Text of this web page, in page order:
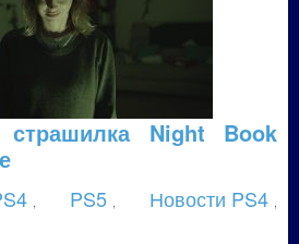
страшилка Night Book
PS5 Новости PS4